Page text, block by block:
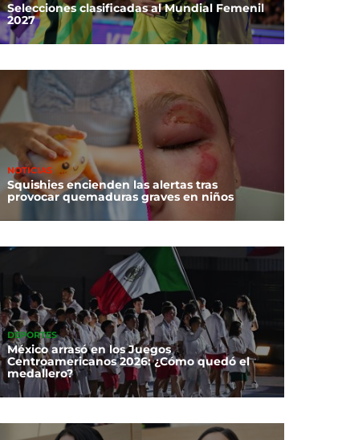
Selecciones clasificadas al Mundial Femenil
2027
NOTICIAS
Squishies encienden las alertas tras
provocar quemaduras graves en niños
DEPORTES
México arrasó en los Juegos
Centroamericanos 2026: ¿Cómo quedó el
medallero?